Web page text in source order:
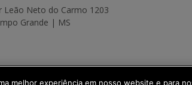
Leão Neto do Carmo 1203
Grande | MS
Executiva de Transformação Digital
melhor experiência em nosso website e para